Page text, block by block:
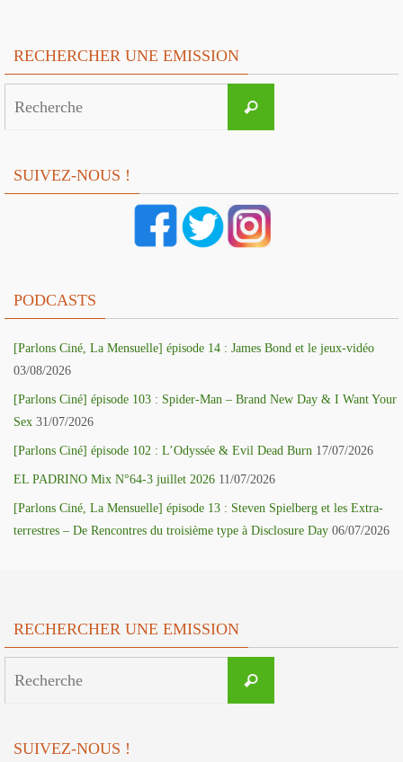
RECHERCHER UNE EMISSION
Recherche
SUIVEZ-NOUS !
PODCASTS
[Parlons Ciné, La Mensuelle] épisode 14 : James Bond et le jeux-vidéo
03/08/2026
[Parlons Ciné] épisode 103 : Spider-Man – Brand New Day & I Want Your
Sex 31/07/2026
[Parlons Ciné] épisode 102 : L’Odyssée & Evil Dead Burn 17/07/2026
EL PADRINO Mix N°64-3 juillet 2026 11/07/2026
[Parlons Ciné, La Mensuelle] épisode 13 : Steven Spielberg et les Extra-
terrestres – De Rencontres du troisième type à Disclosure Day 06/07/2026
RECHERCHER UNE EMISSION
Recherche
SUIVEZ-NOUS !